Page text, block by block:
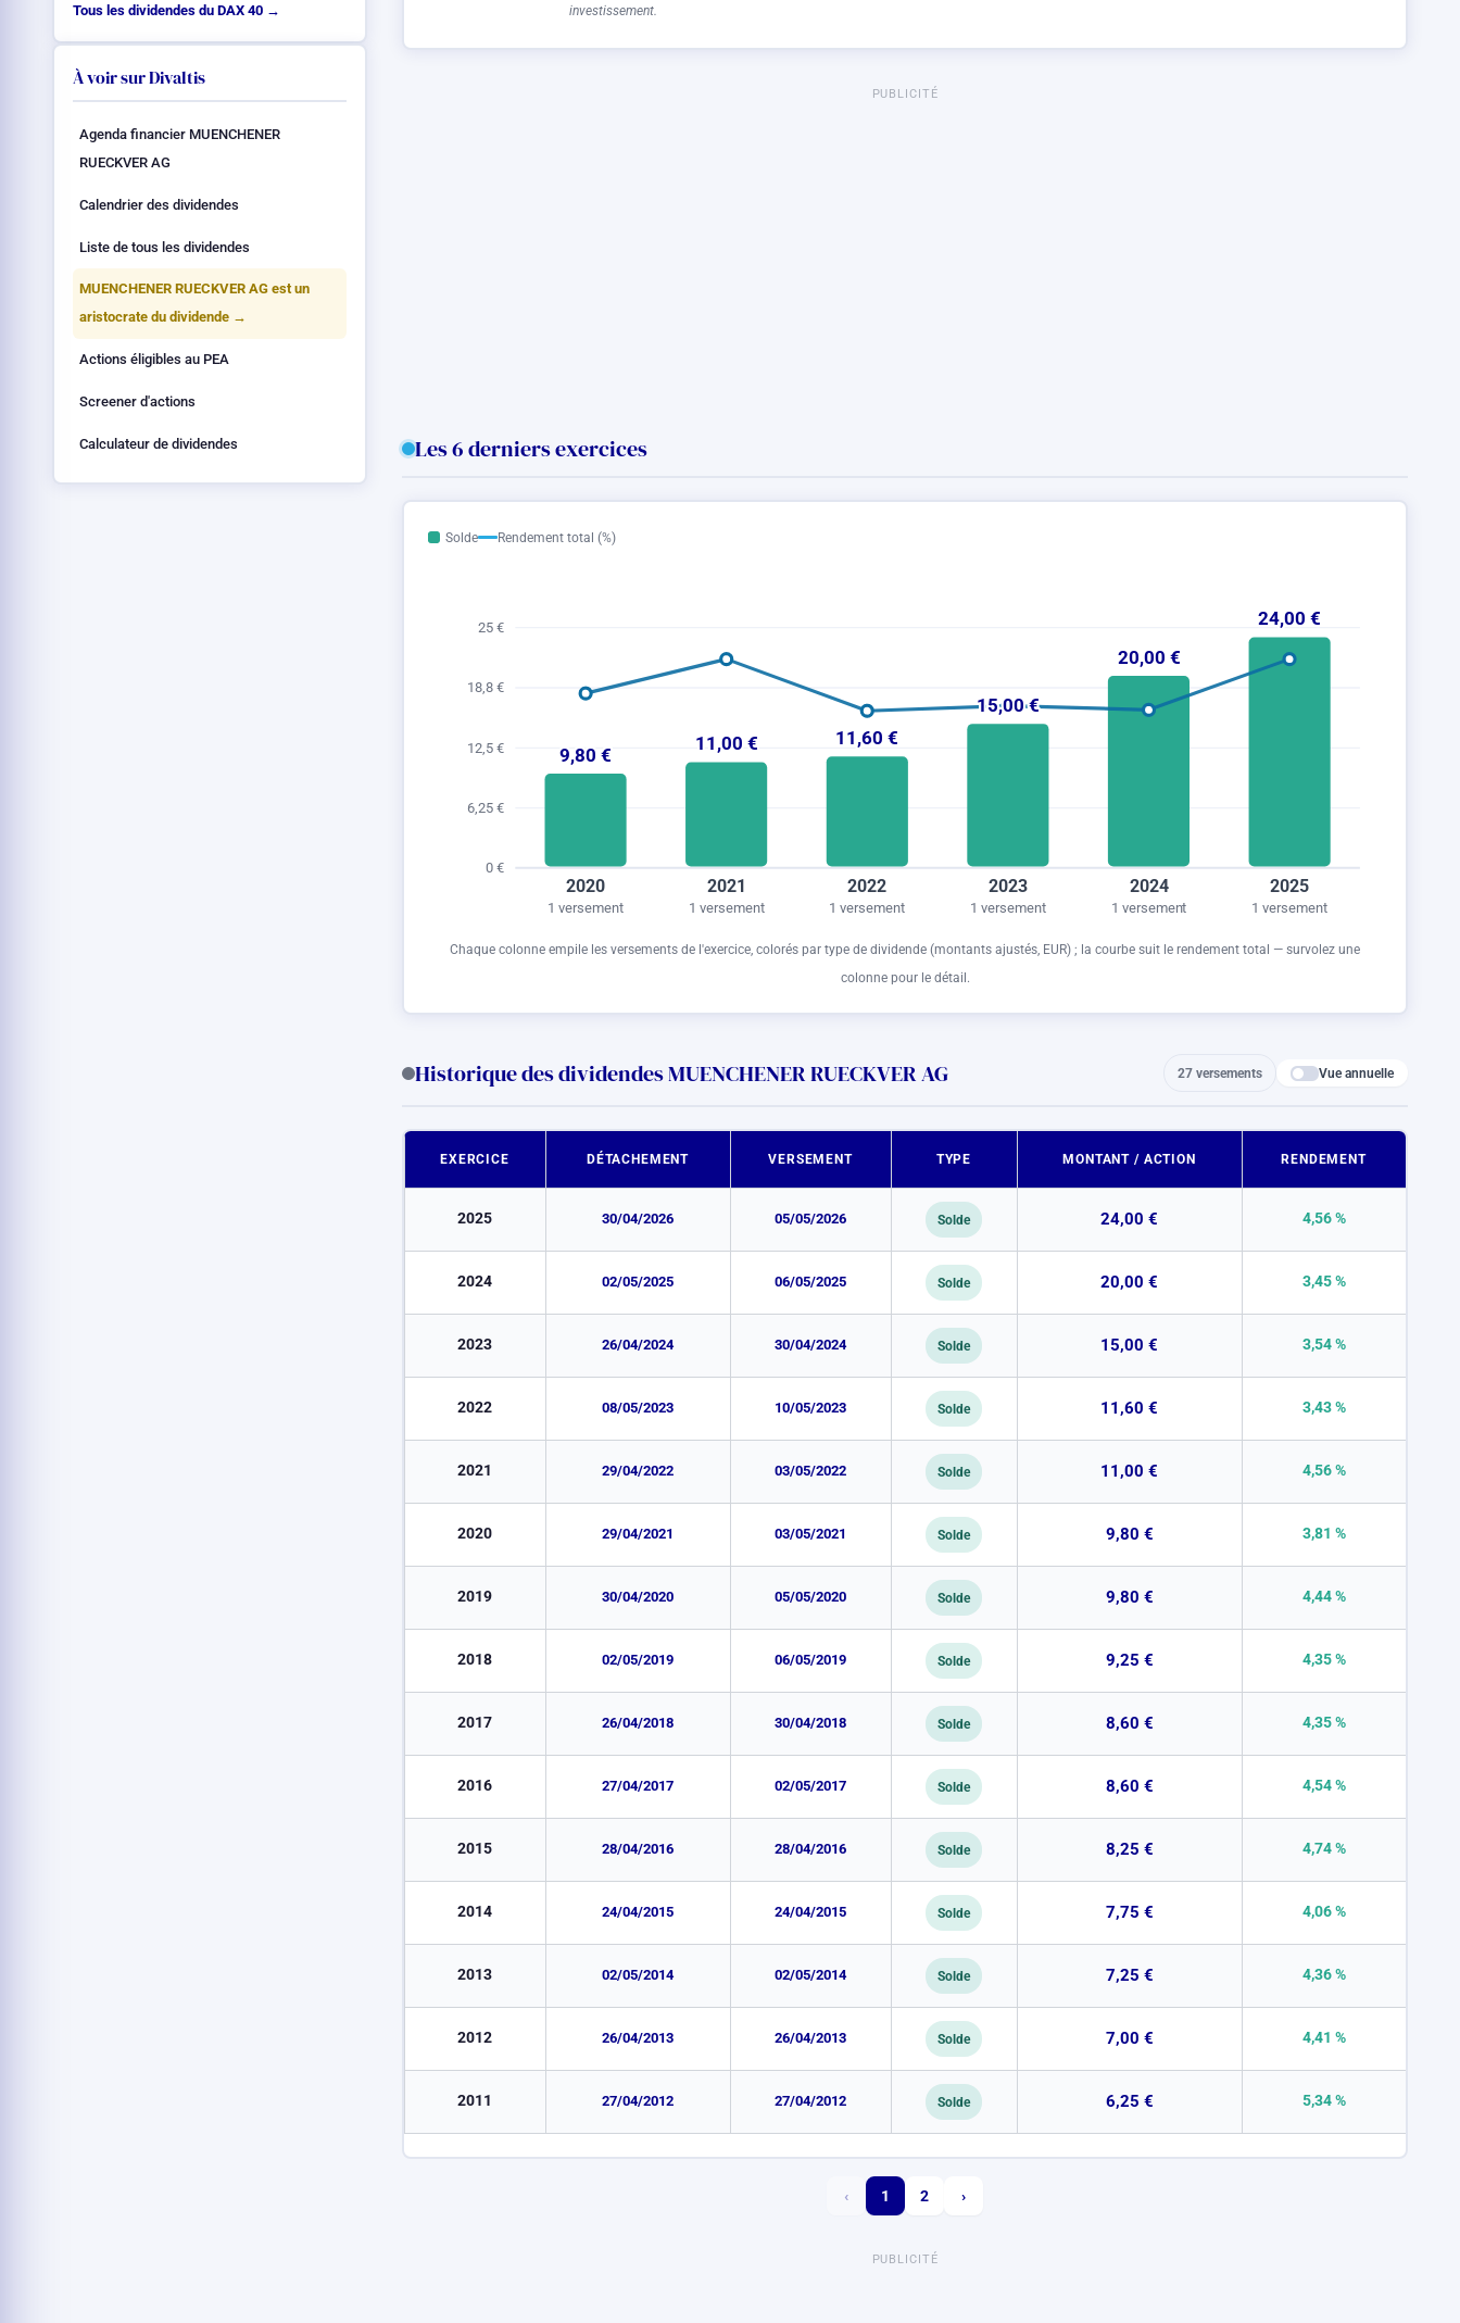
Tous les dividendes du DAX 40 →
À voir sur Divaltis
Agenda financier MUENCHENER
RUECKVER AG
Calendrier des dividendes
Liste de tous les dividendes
MUENCHENER RUECKVER AG est un
aristocrate du dividende →
Actions éligibles au PEA
Screener d'actions
Calculateur de dividendes
investissement.
PUBLICITÉ
Les 6 derniers exercices
Solde Rendement total (%)
0 €
6,25 €
12,5 €
18,8 €
25 €
2020
1 versement
2021
1 versement
2022
1 versement
2023
1 versement
2024
1 versement
2025
1 versement
9,80 €
11,00 € 11,60 €
15,00 €
20,00 €
24,00 €
Chaque colonne empile les versements de l'exercice, colorés par type de dividende (montants ajustés, EUR) ; la courbe suit le rendement total — survolez une
colonne pour le détail.
Historique des dividendes MUENCHENER RUECKVER AG 27 versements Vue annuelle
EXERCICE DÉTACHEMENT VERSEMENT TYPE MONTANT / ACTION RENDEMENT
2025 30/04/2026 05/05/2026 Solde 24,00 € 4,56 %
2024 02/05/2025 06/05/2025 Solde 20,00 € 3,45 %
2023 26/04/2024 30/04/2024 Solde 15,00 € 3,54 %
2022 08/05/2023 10/05/2023 Solde 11,60 € 3,43 %
2021 29/04/2022 03/05/2022 Solde 11,00 € 4,56 %
2020 29/04/2021 03/05/2021 Solde 9,80 € 3,81 %
2019 30/04/2020 05/05/2020 Solde 9,80 € 4,44 %
2018 02/05/2019 06/05/2019 Solde 9,25 € 4,35 %
2017 26/04/2018 30/04/2018 Solde 8,60 € 4,35 %
2016 27/04/2017 02/05/2017 Solde 8,60 € 4,54 %
2015 28/04/2016 28/04/2016 Solde 8,25 € 4,74 %
2014 24/04/2015 24/04/2015 Solde 7,75 € 4,06 %
2013 02/05/2014 02/05/2014 Solde 7,25 € 4,36 %
2012 26/04/2013 26/04/2013 Solde 7,00 € 4,41 %
2011 27/04/2012 27/04/2012 Solde 6,25 € 5,34 %
‹ 1 2 ›
PUBLICITÉ